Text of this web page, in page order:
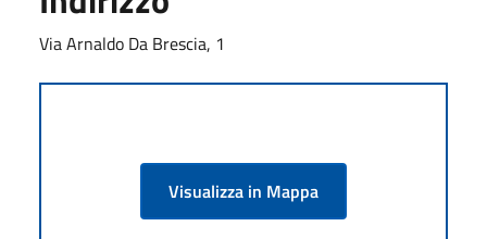
Via Arnaldo Da Brescia, 1
Visualizza in Mappa